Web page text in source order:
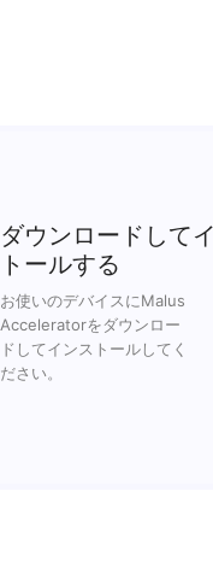
ダウンロードして
トールする
お使いのデバイスにMalus
Acceleratorをダウンロー
ドしてインストールしてく
ださい。